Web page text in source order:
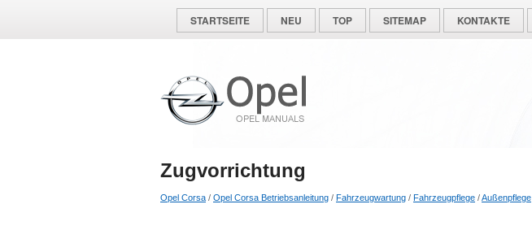
STARTSEITE NEU TOP SITEMAP KONTAKTE
Zugvorrichtung
Opel Corsa / Opel Corsa Betriebsanleitung / Fahrzeugwartung / Fahrzeugpflege /Außenpflege